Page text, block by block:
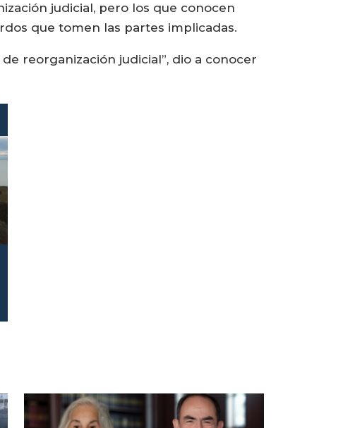
judicial, pero los que conocen
que tomen las partes implicadas.
reorganización judicial”, dio a conocer